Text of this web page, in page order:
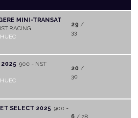
MINI-TRANSAT
RACING
29 /
33
2025 900 - NST
20 /
30
SELECT 2025 900 -
6 / 28